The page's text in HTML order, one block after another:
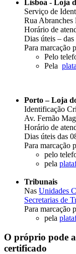
Lisboa - Loja
Serviço de
Rua Abranches
Horário de
Dias úteis –
Para marcação
Pelo
Pela
Porto – Loja
Identificação
Av. Fernão
Horário de
Dias úteis das
Para marcação
pelo
​pela
Tribunais
Nas Unidades
Secretarias de
Para marcação
pela
O próprio pode
certificado